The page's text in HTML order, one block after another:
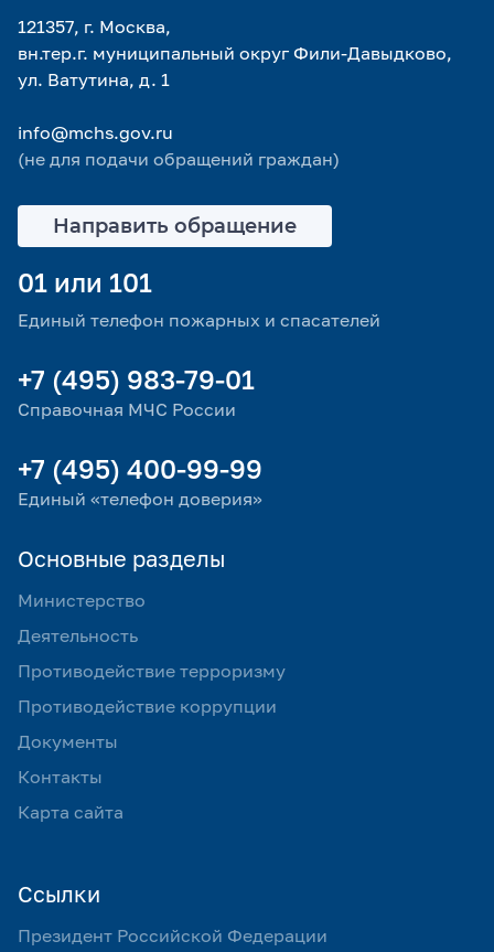
121357, г. Москва,
вн.тер.г. муниципальный округ Фили-Давыдково,
ул. Ватутина, д. 1
info@mchs.gov.ru
(не для подачи обращений граждан)
Направить обращение
01 или 101
Единый телефон пожарных и спасателей
+7 (495) 983-79-01
Справочная МЧС России
+7 (495) 400-99-99
Единый «телефон доверия»
Основные разделы
Министерство
Деятельность
Противодействие терроризму
Противодействие коррупции
Документы
Контакты
Карта сайта
Ссылки
Президент Российской Федерации